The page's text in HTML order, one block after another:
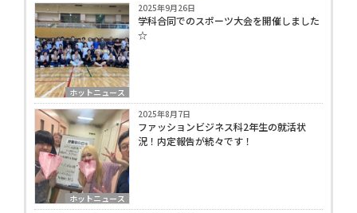
ホットニュース
2025年9月26日
学科合同でのスポーツ大会を開催しました
☆
ホットニュース
2025年8月7日
ファッションビジネス科2年生の就活状
況！内定報告が続々です！